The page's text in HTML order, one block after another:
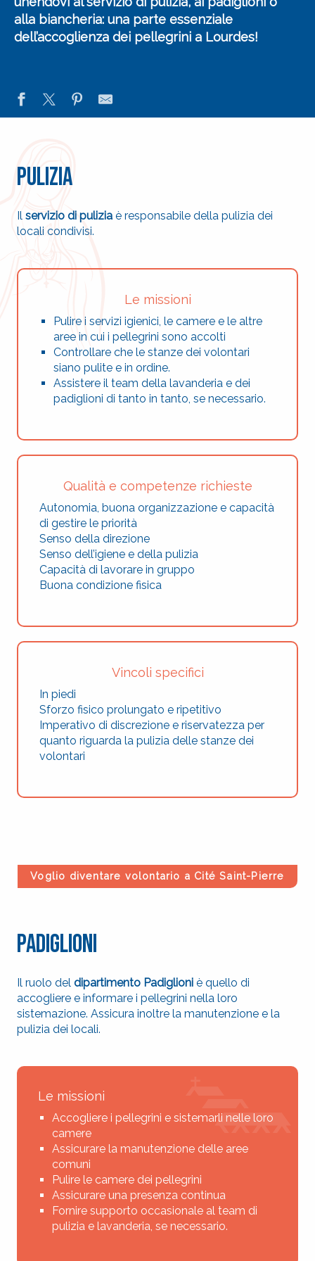
alla biancheria: una parte essenziale
dell’accoglienza dei pellegrini a Lourdes!
Pulizia
Il servizio di pulizia è responsabile della pulizia dei
locali condivisi.
Le missioni
Pulire i servizi igienici, le camere e le altre
aree in cui i pellegrini sono accolti
Controllare che le stanze dei volontari
siano pulite e in ordine.
Assistere il team della lavanderia e dei
padiglioni di tanto in tanto, se necessario.
Qualità e competenze richieste
Autonomia, buona organizzazione e capacità
di gestire le priorità
Senso della direzione
Senso dell’igiene e della pulizia
Capacità di lavorare in gruppo
Buona condizione fisica
Vincoli specifici
In piedi
Sforzo fisico prolungato e ripetitivo
Imperativo di discrezione e riservatezza per
quanto riguarda la pulizia delle stanze dei
volontari
Voglio diventare volontario a Cité Saint-Pierre
Padiglioni
Il ruolo del dipartimento Padiglioni è quello di
accogliere e informare i pellegrini nella loro
sistemazione. Assicura inoltre la manutenzione e la
pulizia dei locali.
Le missioni
Accogliere i pellegrini e sistemarli nelle loro
camere
Assicurare la manutenzione delle aree
comuni
Pulire le camere dei pellegrini
Assicurare una presenza continua
Fornire supporto occasionale al team di
pulizia e lavanderia, se necessario.